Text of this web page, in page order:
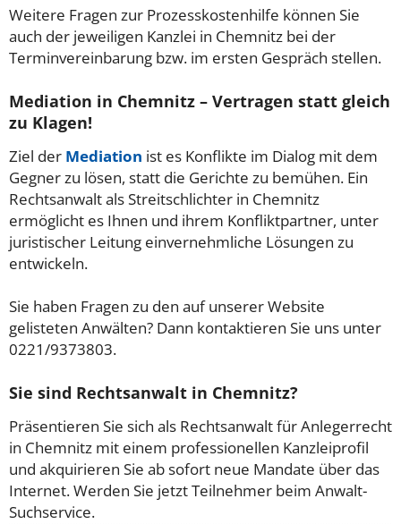
Weitere Fragen zur Prozesskostenhilfe können Sie
auch der jeweiligen Kanzlei in Chemnitz bei der
Terminvereinbarung bzw. im ersten Gespräch stellen.
Mediation in Chemnitz – Vertragen statt gleich
zu Klagen!
Ziel der Mediation ist es Konflikte im Dialog mit dem
Gegner zu lösen, statt die Gerichte zu bemühen. Ein
Rechtsanwalt als Streitschlichter in Chemnitz
ermöglicht es Ihnen und ihrem Konfliktpartner, unter
juristischer Leitung einvernehmliche Lösungen zu
entwickeln.
Sie haben Fragen zu den auf unserer Website
gelisteten Anwälten? Dann kontaktieren Sie uns unter
0221/9373803.
Sie sind Rechtsanwalt in Chemnitz?
Präsentieren Sie sich als Rechtsanwalt für Anlegerrecht
in Chemnitz mit einem professionellen Kanzleiprofil
und akquirieren Sie ab sofort neue Mandate über das
Internet. Werden Sie jetzt Teilnehmer beim Anwalt-
Suchservice.